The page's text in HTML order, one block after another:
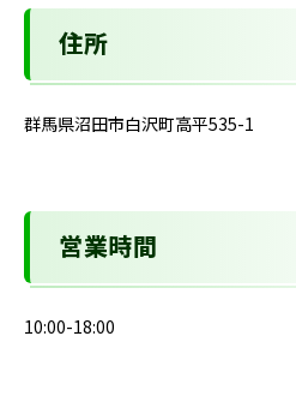
住所
群馬県沼田市白沢町高平535-1
営業時間
10:00-18:00